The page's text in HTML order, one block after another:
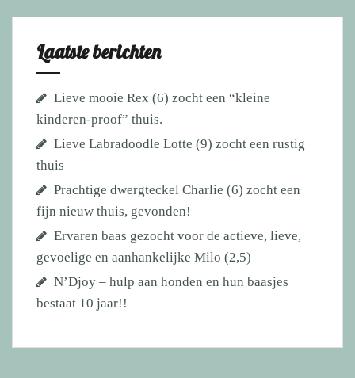
Laatste berichten
Lieve mooie Rex (6) zocht een “kleine
kinderen-proof” thuis.
Lieve Labradoodle Lotte (9) zocht een rustig
thuis
Prachtige dwergteckel Charlie (6) zocht een
fijn nieuw thuis, gevonden!
Ervaren baas gezocht voor de actieve, lieve,
gevoelige en aanhankelijke Milo (2,5)
N’Djoy – hulp aan honden en hun baasjes
bestaat 10 jaar!!